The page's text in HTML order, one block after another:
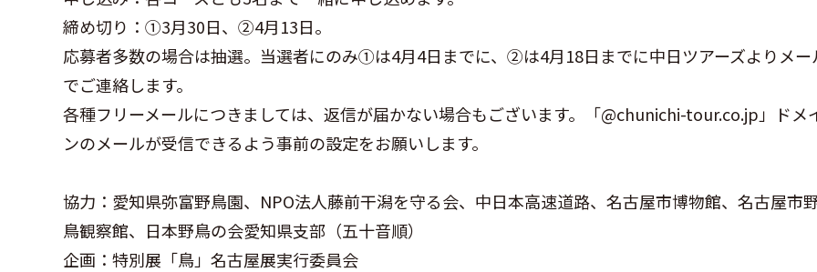
締め切り：①3月30日、②4月13日。
応募者多数の場合は抽選。当選者にのみ①は4月4日までに、②は4月18日までに中日ツアーズよりメー
でご連絡します。
各種フリーメールにつきましては、返信が届かない場合もございます。「@chunichi-tour.co.jp」ドメ
ンのメールが受信できるよう事前の設定をお願いします。
協力：愛知県弥富野鳥園、NPO法人藤前干潟を守る会、中日本高速道路、名古屋市博物館、名古屋市
鳥観察館、日本野鳥の会愛知県支部（五十音順）
企画：特別展「鳥」名古屋展実行委員会